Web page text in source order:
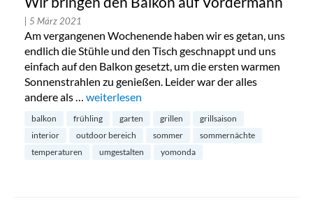
| 5 März 2021
Am vergangenen Wochenende haben wir es getan, uns
endlich die Stühle und den Tisch geschnappt und uns
einfach auf den Balkon gesetzt, um die ersten warmen
Sonnenstrahlen zu genießen. Leider war der alles
andere als … „Wir bringen den Balkon auf Vordermann“
weiterlesen
balkon frühling garten grillen
grillsaison
interior
outdoor bereich sommer
sommernächte
temperaturen
umgestalten yomonda